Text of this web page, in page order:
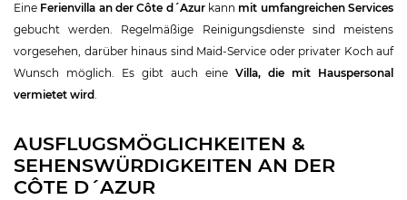
Eine Ferienvilla an der Côte d´Azur kann mit umfangreichen Services
gebucht werden. Regelmäßige Reinigungsdienste sind meistens
vorgesehen, darüber hinaus sind Maid-Service oder privater Koch auf
Wunsch möglich. Es gibt auch eine Villa, die mit Hauspersonal
vermietet wird.
AUSFLUGSMÖGLICHKEITEN &
SEHENSWÜRDIGKEITEN AN DER
CÔTE D´AZUR